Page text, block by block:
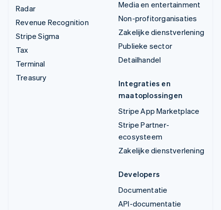
Radar
Revenue Recognition
Stripe Sigma
Tax
Terminal
Treasury
Media en entertainment
Non-profitorganisaties
Zakelijke dienstverlening
Publieke sector
Detailhandel
Integraties en
maatoplossingen
Stripe App Marketplace
Stripe Partner-
ecosysteem
Zakelijke dienstverlening
Developers
Documentatie
API-documentatie